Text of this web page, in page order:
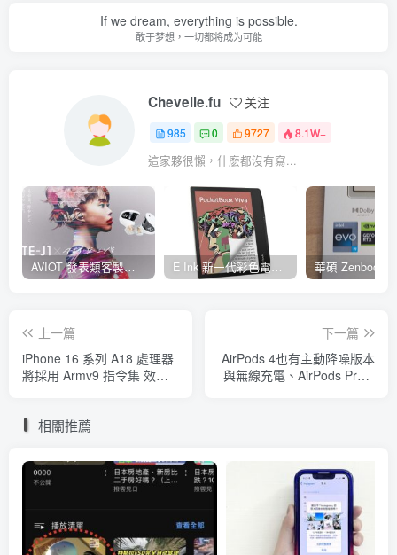
If we dream, everything is possible.
敢于梦想，一切都将成为可能
Chevelle.fu 关注
985 0 9727 8.1W+
這家夥很懶，什麽都沒有寫...
AVIOT 發表類客製耳機型真無線耳機 TE-J1 ，具 Hi-Res 認證、與 BiSH 成員 AiNA THE END 合作開發
上一篇
iPhone 16 系列 A18 處理器
將採用 Armv9 指令集 效能
下一篇
AirPods 4也有主動降噪版本
與無線充電、AirPods Pro 2
相關推薦